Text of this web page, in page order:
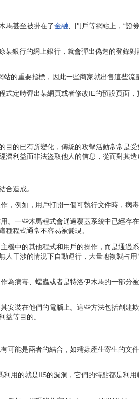
馬甚至被掛在了金融 、門戶等網站上，“證
行的網上銀行，就會彈出偽造的登錄對
的重要指標，因此一些商家就出售這些流
時彈出某網頁或者修改IE的預設頁面，
目的已有所變化，傳統的攻擊活動常常是
利益而非法盜取他人的信息，從而對其造
造成。
例如，用戶打開一個可執行文件時，病毒
一些木馬程式會通過覆蓋系統中已經存
程式通常不容易被髮現。
中的其他程式和用戶的操作，而是通過
干涉的情況下自動運行，大量地複製占用
病毒、蠕蟲或者是特洛伊木馬的一部分
裝在他們的電腦上。這些方法包括創建
益等目的。
能是兩者的結合，如蠕蟲產生寄生的文
用的就是IIS的漏洞，它們的特點都是利